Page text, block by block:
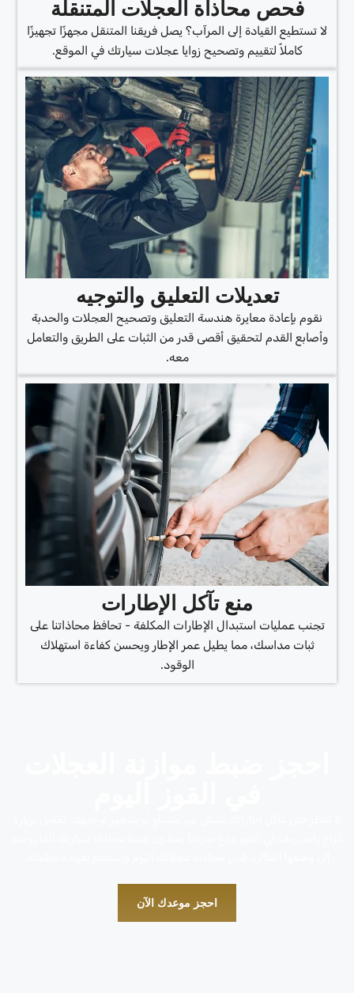
فحص محاذاة العجلات المتنقلة
لا تستطيع القيادة إلى المرآب؟ يصل فريقنا المتنقل مجهزًا تجهيزًا
كاملاً لتقييم وتصحيح زوايا عجلات سيارتك في الموقع.
تعديلات التعليق والتوجيه
نقوم بإعادة معايرة هندسة التعليق وتصحيح العجلات والحدبة
وأصابع القدم لتحقيق أقصى قدر من الثبات على الطريق والتعامل
معه.
منع تآكل الإطارات
تجنب عمليات استبدال الإطارات المكلفة - تحافظ محاذاتنا على
ثبات مداسك، مما يطيل عمر الإطار ويحسن كفاءة استهلاك
الوقود.
احجز موعدك الآن